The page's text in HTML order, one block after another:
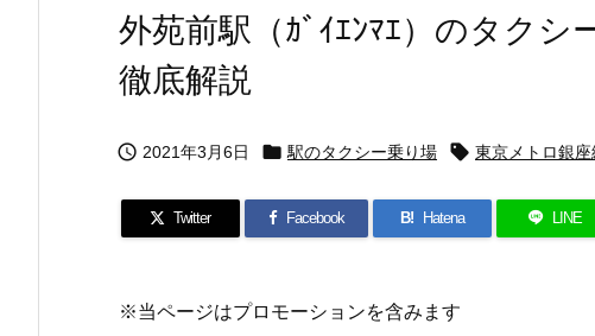
外苑前駅（ｶﾞｲｴﾝﾏｴ）のタク
徹底解説
 2021年3月6日  駅のタクシー乗り場  東京メトロ銀座
Twitter Facebook B! Hatena LINE
※当ページはプロモーションを含みます